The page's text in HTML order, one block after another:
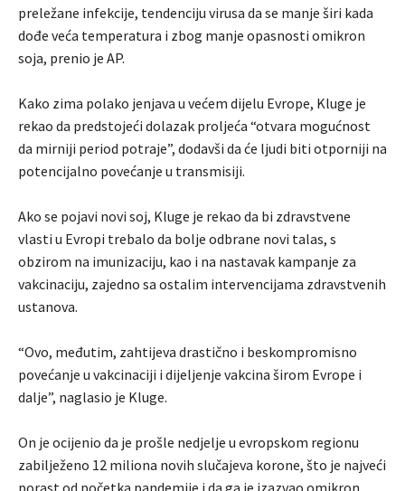
preležane infekcije, tendenciju virusa da se manje širi kada
dođe veća temperatura i zbog manje opasnosti omikron
soja, prenio je AP.
Kako zima polako jenjava u većem dijelu Evrope, Kluge je
rekao da predstojeći dolazak proljeća “otvara mogućnost
da mirniji period potraje”, dodavši da će ljudi biti otporniji na
potencijalno povećanje u transmisiji.
Ako se pojavi novi soj, Kluge je rekao da bi zdravstvene
vlasti u Evropi trebalo da bolje odbrane novi talas, s
obzirom na imunizaciju, kao i na nastavak kampanje za
vakcinaciju, zajedno sa ostalim intervencijama zdravstvenih
ustanova.
“Ovo, međutim, zahtijeva drastično i beskompromisno
povećanje u vakcinaciji i dijeljenje vakcina širom Evrope i
dalje”, naglasio je Kluge.
On je ocijenio da je prošle nedjelje u evropskom regionu
zabilježeno 12 miliona novih slučajeva korone, što je najveći
porast od početka pandemije i da ga je izazvao omikron.